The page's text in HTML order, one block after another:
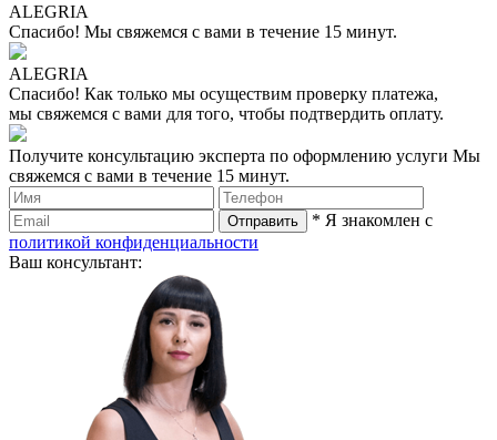
ALEGRIA
Спасибо! Мы свяжемся с вами в течение 15 минут.
ALEGRIA
Спасибо! Как только мы осуществим проверку платежа,
мы свяжемся с вами для того, чтобы подтвердить оплату.
Получите консультацию эксперта по оформлению услуги Мы
свяжемся с вами в течение 15 минут.
* Я знакомлен с
политикой конфиденциальности
Ваш консультант: